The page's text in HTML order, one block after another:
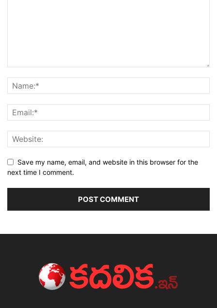
Save my name, email, and website in this browser for the
next time I comment.